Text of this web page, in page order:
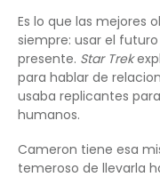
Es lo que las mejores
siempre: usar el
presente. Star Trek
para hablar de
usaba replicantes
humanos.
Cameron tiene esa
temeroso de llevarla